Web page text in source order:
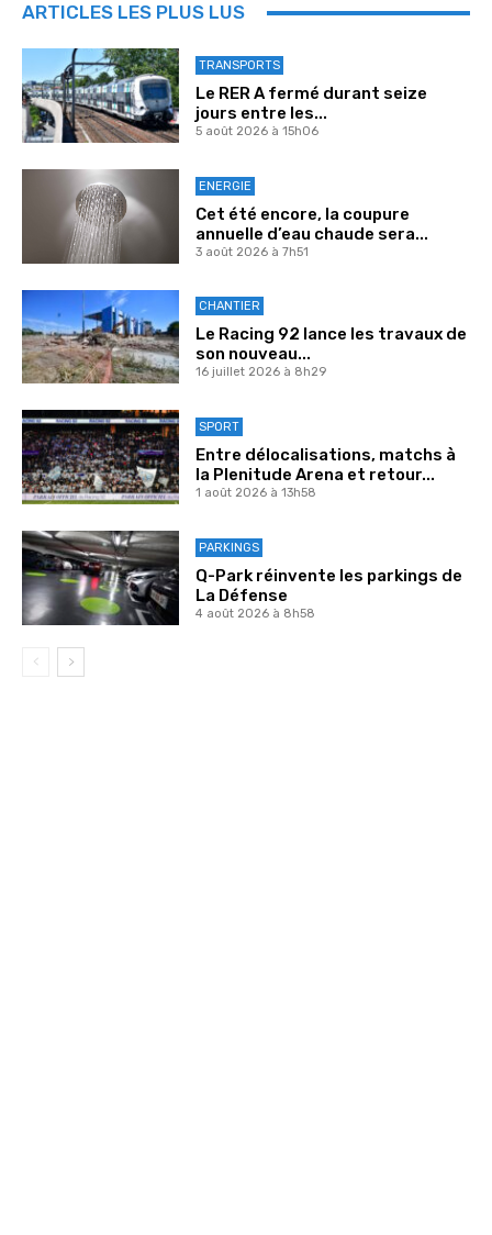
ARTICLES LES PLUS LUS
TRANSPORTS
Le RER A fermé durant seize
jours entre les...
5 août 2026 à 15h06
ENERGIE
Cet été encore, la coupure
annuelle d’eau chaude sera...
3 août 2026 à 7h51
CHANTIER
Le Racing 92 lance les travaux de
son nouveau...
16 juillet 2026 à 8h29
SPORT
Entre délocalisations, matchs à
la Plenitude Arena et retour...
1 août 2026 à 13h58
PARKINGS
Q-Park réinvente les parkings de
La Défense
4 août 2026 à 8h58